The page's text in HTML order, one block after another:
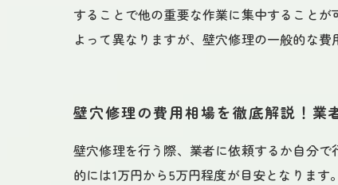
することで他の重要な作業に集中すること
よって異なりますが、壁穴修理の一般的な
壁穴修理の費用相場を徹底解説！業
壁穴修理を行う際、業者に依頼するか自分
的には1万円から5万円程度が目安となりま